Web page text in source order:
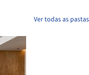
Ver todas as